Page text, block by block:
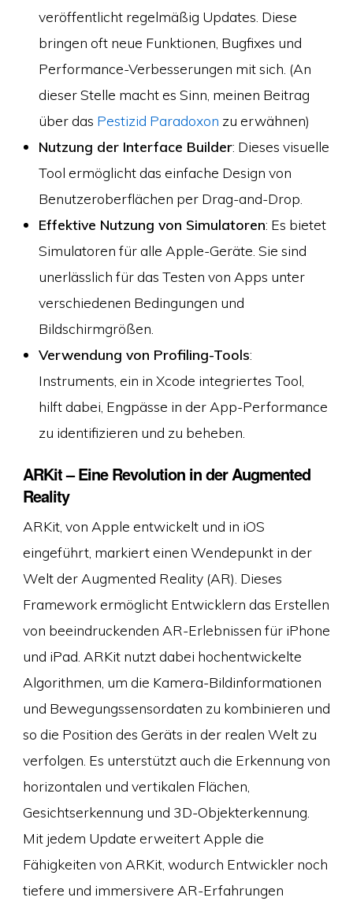
veröffentlicht regelmäßig Updates. Diese
bringen oft neue Funktionen, Bugfixes und
Performance-Verbesserungen mit sich. (An
dieser Stelle macht es Sinn, meinen Beitrag
über das Pestizid Paradoxon zu erwähnen)
Nutzung der Interface Builder: Dieses visuelle
Tool ermöglicht das einfache Design von
Benutzeroberflächen per Drag-and-Drop.
Effektive Nutzung von Simulatoren: Es bietet
Simulatoren für alle Apple-Geräte. Sie sind
unerlässlich für das Testen von Apps unter
verschiedenen Bedingungen und
Bildschirmgrößen.
Verwendung von Profiling-Tools:
Instruments, ein in Xcode integriertes Tool,
hilft dabei, Engpässe in der App-Performance
zu identifizieren und zu beheben.
ARKit – Eine Revolution in der Augmented
Reality
ARKit, von Apple entwickelt und in iOS
eingeführt, markiert einen Wendepunkt in der
Welt der Augmented Reality (AR). Dieses
Framework ermöglicht Entwicklern das Erstellen
von beeindruckenden AR-Erlebnissen für iPhone
und iPad. ARKit nutzt dabei hochentwickelte
Algorithmen, um die Kamera-Bildinformationen
und Bewegungssensordaten zu kombinieren und
so die Position des Geräts in der realen Welt zu
verfolgen. Es unterstützt auch die Erkennung von
horizontalen und vertikalen Flächen,
Gesichtserkennung und 3D-Objekterkennung.
Mit jedem Update erweitert Apple die
Fähigkeiten von ARKit, wodurch Entwickler noch
tiefere und immersivere AR-Erfahrungen